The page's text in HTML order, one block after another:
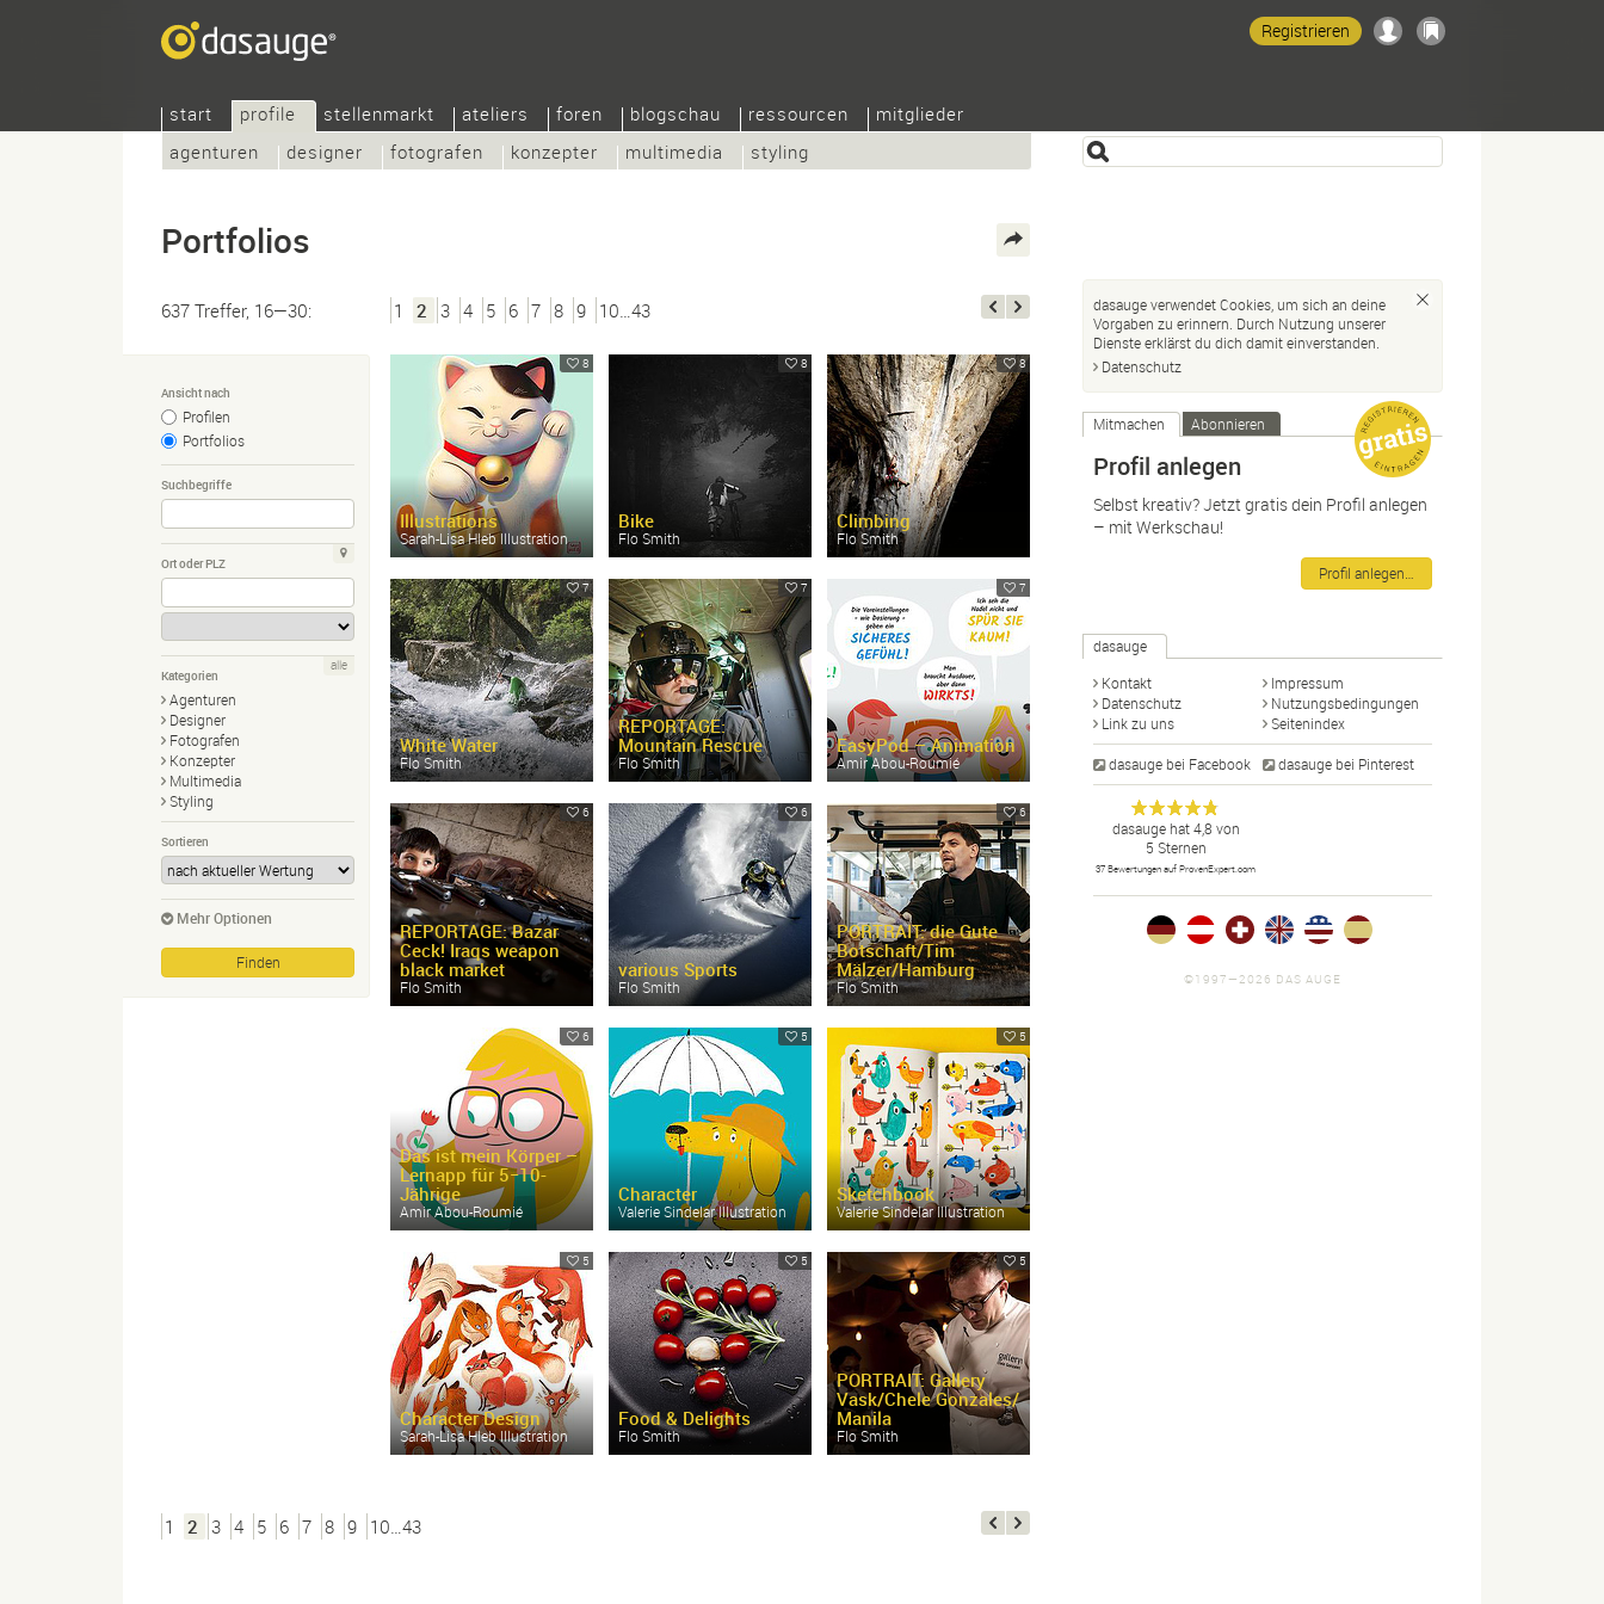
start
profile
agenturen
designer fotografen konzepter multimedia styling
stellenmarkt ateliers foren blogschau ressourcen mitglieder
Registrieren
Portfolios
637 Treffer, 16—30: 1 2 3 4 5 6 7 8 9 10…43
Ansicht nach
Profilen
Portfolios
Suchbegriffe
Ort oder PLZ
Kategorien
Agenturen
Designer
Fotografen
Konzepter
Multimedia
Styling
alle
Sortieren
Mehr Optionen
8
Illustrations
Sarah-Lisa Hleb Illustration
8
Bike
Flo Smith
8
Climbing
Flo Smith
7
White Water
Flo Smith
7
REPORTAGE:
Mountain Rescue
Flo Smith
7
EasyPod – Animation
Amir Abou-Roumié
6
REPORTAGE: Bazar
Ceck! Iraqs weapon
black market
Flo Smith
6
various Sports
Flo Smith
6
PORTRAIT: die Gute
Botschaft/Tim
Mälzer/Hamburg
Flo Smith
6
Das ist mein Körper –
Lernapp für 5−10-
Jährige
Amir Abou-Roumié
5
Character
Valerie Sindelar Illustration
5
Sketchbook
Valerie Sindelar Illustration
5
Character Design
Sarah-Lisa Hleb Illustration
5
Food & Delights
Flo Smith
5
PORTRAIT: Gallery
Vask/Chele Gonzales/
Manila
Flo Smith
1 2 3 4 5 6 7 8 9 10…43
dasauge verwendet Cookies, um sich an deine
Vorgaben zu erinnern. Durch Nutzung unserer
Dienste erklärst du dich damit einverstanden.
Datenschutz
Mitmachen Abonnieren
Profil anlegen
Selbst kreativ? Jetzt gratis dein Profil anlegen
– mit Werkschau!
Profil anlegen…
dasauge
Kontakt
Impressum
Datenschutz
Nutzungsbedingungen
Link zu uns
Seitenindex
dasauge bei Facebook dasauge bei Pinterest
dasauge
Designer,
Fotografen,
Agenturen,
Portfolios
und Jobs.
Anonym
dasaugehat4,8 von
5 Sternen
37 Bewertungen auf ProvenExpert.com
©1997—2026 DAS AUGE